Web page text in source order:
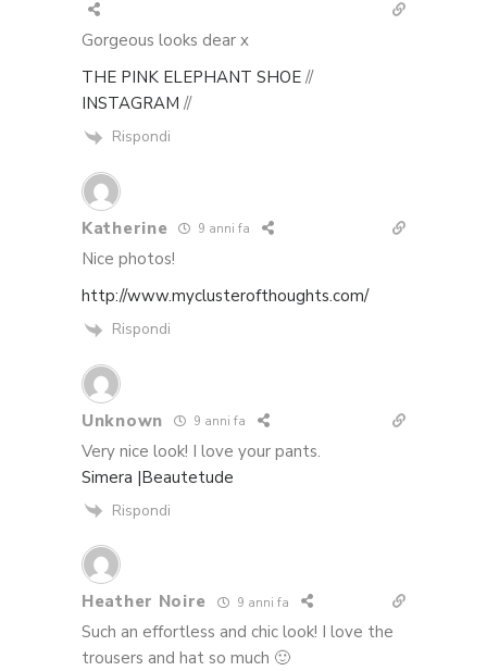
Gorgeous looks dear x
THE PINK ELEPHANT SHOE //
INSTAGRAM //
Rispondi
Katherine 9 anni fa
Nice photos!
http://www.myclusterofthoughts.com/
Rispondi
Unknown 9 anni fa
Very nice look! I love your pants.
Simera |Beautetude
Rispondi
Heather Noire 9 anni fa
Such an effortless and chic look! I love the
trousers and hat so much 🙂